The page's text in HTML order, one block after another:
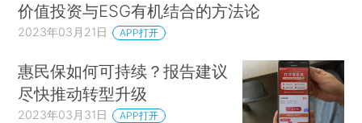
价值投资与ESG有机结合的方法论
2023年03月21日 APP打开
惠民保如何可持续？报告建议
尽快推动转型升级
2023年03月31日 APP打开